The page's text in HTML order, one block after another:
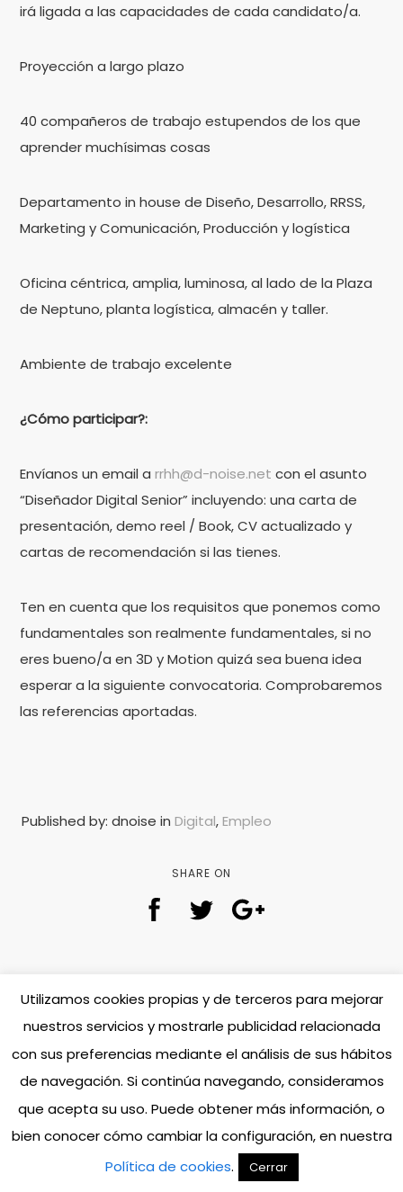
irá ligada a las capacidades de cada candidato/a.
Proyección a largo plazo
40 compañeros de trabajo estupendos de los que
aprender muchísimas cosas
Departamento in house de Diseño, Desarrollo, RRSS,
Marketing y Comunicación, Producción y logística
Oficina céntrica, amplia, luminosa, al lado de la Plaza
de Neptuno, planta logística, almacén y taller.
Ambiente de trabajo excelente
¿Cómo participar?:
Envíanos un email arrhh@d-noise.net con el asunto
“Diseñador Digital Senior” incluyendo: una carta de
presentación, demo reel / Book, CV actualizado y
cartas de recomendación si las tienes.
Ten en cuenta que los requisitos que ponemos como
fundamentales son realmente fundamentales, si no
eres bueno/a en 3D y Motion quizá sea buena idea
esperar a la siguiente convocatoria. Comprobaremos
las referencias aportadas.
Published by: dnoise in Digital,Empleo
SHARE ON
Twitter Facebook Instagram
Linkedin
Ecosostenibilidad
dnoise 2024
dnoise 360 brave services. Madrid
C/ Calle de Arboleda Nº8, 28031 - Madrid (España) - Tel. 914 449 397 - dnoise Agencia de comunicación SL.
CIF: B84878545
dnoise es una marca registrada, Nº 2.592.800 inscrita en la OEPM. Queda prohibido cualquier uso no
Utilizamos cookies propias y de terceros para mejorar
nuestros servicios y mostrarle publicidad relacionada
con sus preferencias mediante el análisis de sus hábitos
de navegación. Si continúa navegando, consideramos
que acepta su uso. Puede obtener más información, o
bien conocer cómo cambiar la configuración, en nuestra
Política de cookies. Cerrar